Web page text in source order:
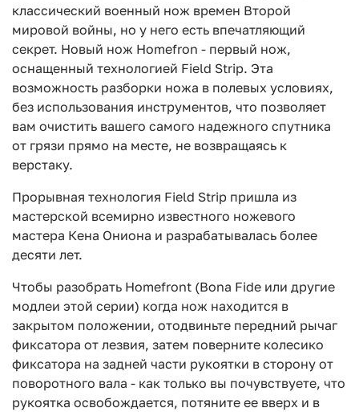
классический военный нож времен Второй
мировой войны, но у него есть впечатляющий
секрет. Новый нож Homefron - первый нож,
оснащенный технологией Field Strip. Эта
возможность разборки ножа в полевых условиях,
без использования инструментов, что позволяет
вам очистить вашего самого надежного спутника
от грязи прямо на месте, не возвращаясь к
верстаку.
Прорывная технология Field Strip пришла из
мастерской всемирно известного ножевого
мастера Кена Ониона и разрабатывалась более
десяти лет.
Чтобы разобрать Homefront (Bona Fide или другие
модлеи этой серии) когда нож находится в
закрытом положении, отодвиньте передний рычаг
фиксатора от лезвия, затем поверните колесико
фиксатора на задней части рукоятки в сторону от
поворотного вала - как только вы почувствуете, что
рукоятка освобождается, потяните ее вверх и в